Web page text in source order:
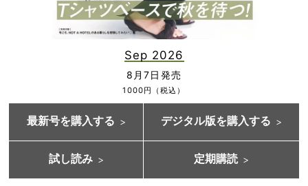
Sep 2026
8月7日発売
1000円（税込）
最新号を購入する デジタル版を購入する
試し読み 定期購読